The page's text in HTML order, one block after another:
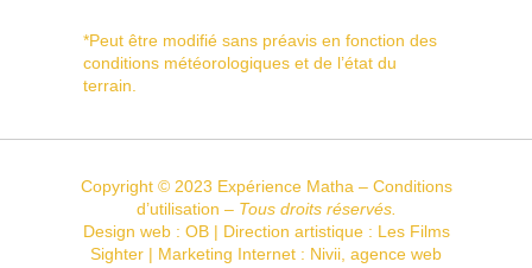
*Peut être modifié sans préavis en fonction des
conditions météorologiques et de l’état du
terrain.
Copyright © 2023 Expérience Matha – Conditions
d’utilisation – Tous droits réservés.
Design web : OB| Direction artistique : Les Films
Sighter | Marketing Internet : Nivii, agence web